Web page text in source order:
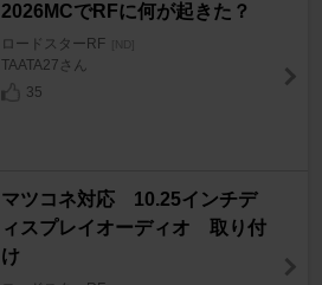
2026MCでRFに何が起きた？
ロードスターRF [ND]
TAATA27さん
35
マツコネ対応 10.25インチデ
ィスプレイオーディオ 取り付
け